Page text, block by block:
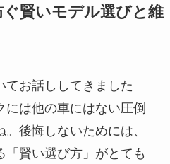
賢いモデル選びと維
てお話ししてきました
は他の車にはない圧倒
後悔しないためには、
「賢い選び方」がとても